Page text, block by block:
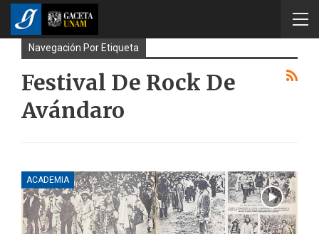
Navegación Por Etiqueta
Festival De Rock De
Avándaro
ACADEMIA